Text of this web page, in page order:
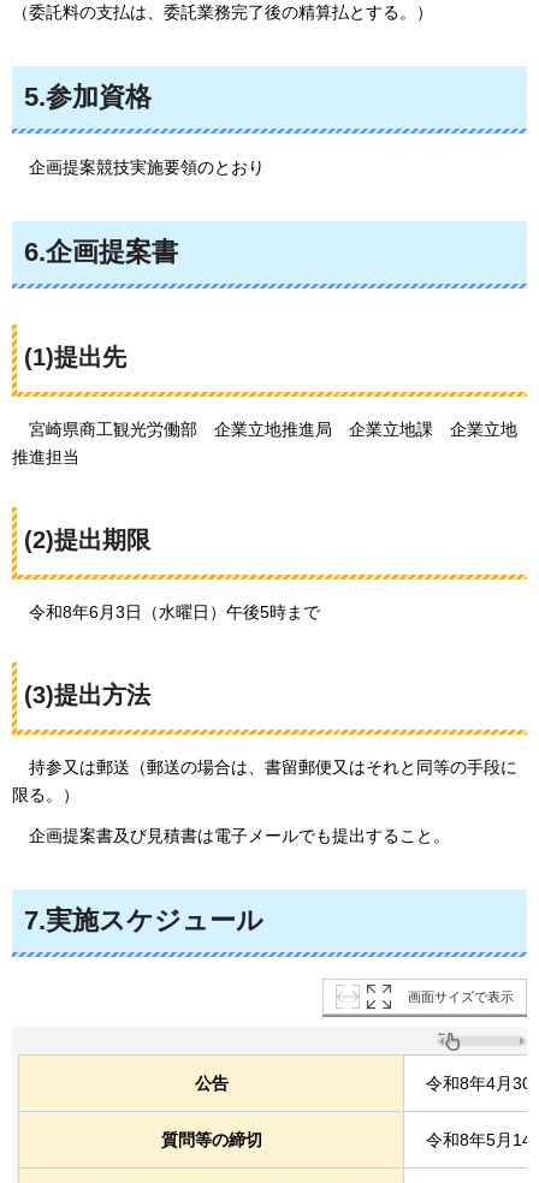
（委託料の支払は、委託業務完了後の精算払とする。）
5.参加資格
企画提案競技実施要領のとおり
6.企画提案書
(1)提出先
宮崎県商工観光労働部 企業立地推進局 企業立地課 企業立地
推進担当
(2)提出期限
令和8年6月3日（水曜日）午後5時まで
(3)提出方法
持参又は郵送（郵送の場合は、書留郵便又はそれと同等の手段に
限る。）
企画提案書及び見積書は電子メールでも提出すること。
7.実施スケジュール
画面サイズで表示
公告 令和8年4月30
質問等の締切 令和8年5月14